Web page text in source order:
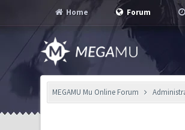
Home Forum
MEGAMU Mu Online Forum